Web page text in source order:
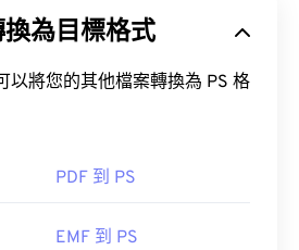
為目標格式
將您的其他檔案轉換為 PS 格
PDF 到 PS
EMF 到 PS